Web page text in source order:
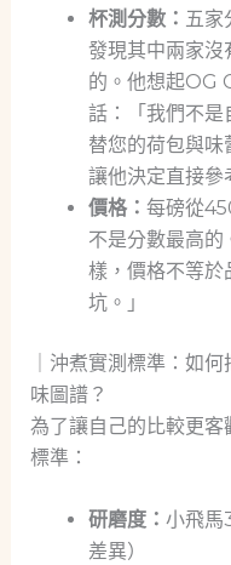
杯測分數： 五家
發現其中兩家沒
的。他想起OG
話：「我們不是
替您的荷包與味
讓他決定直接
價格： 每磅從
不是分數最高
樣，價格不等於
坑。」
｜沖煮實測標準：如
味圖譜？
為了讓自己的比較更
標準：
研磨度： 小飛馬
差異）